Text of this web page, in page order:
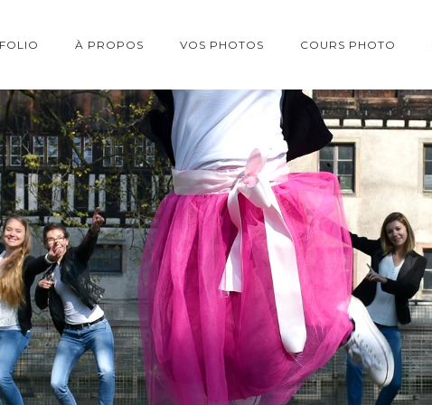
À PROPOS VOS PHOTOS COURS PHOTO